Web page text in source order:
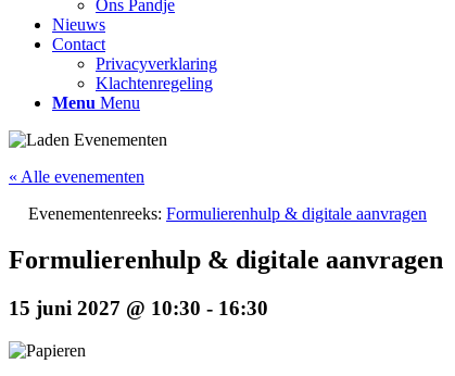
Ons Pandje
Nieuws
Contact
Privacyverklaring
Klachtenregeling
Menu Menu
« Alle evenementen
Evenementenreeks: Formulierenhulp & digitale aanvragen
Formulierenhulp & digitale aanvragen
15 juni 2027 @ 10:30 - 16:30